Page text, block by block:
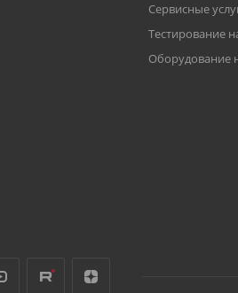
Сервисные
Тестирование
Оборудование